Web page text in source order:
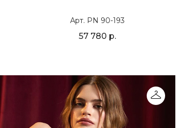
Арт. PN 90-193
57 780 р.